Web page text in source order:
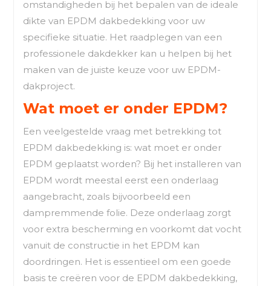
omstandigheden bij het bepalen van de ideale
dikte van EPDM dakbedekking voor uw
specifieke situatie. Het raadplegen van een
professionele dakdekker kan u helpen bij het
maken van de juiste keuze voor uw EPDM-
dakproject.
Wat moet er onder EPDM?
Een veelgestelde vraag met betrekking tot
EPDM dakbedekking is: wat moet er onder
EPDM geplaatst worden? Bij het installeren van
EPDM wordt meestal eerst een onderlaag
aangebracht, zoals bijvoorbeeld een
dampremmende folie. Deze onderlaag zorgt
voor extra bescherming en voorkomt dat vocht
vanuit de constructie in het EPDM kan
doordringen. Het is essentieel om een goede
basis te creëren voor de EPDM dakbedekking,